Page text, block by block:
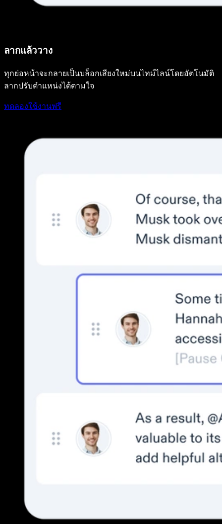
ลากแล้ววาง
ทุกย่อหน้าจะกลายเป็นบล็อกเสียงใหม่บนไทม์ไลน์โดยอัตโนมัติ
ลากปรับตำแหน่งได้ตามใจ
ทดลองใช้งานฟรี